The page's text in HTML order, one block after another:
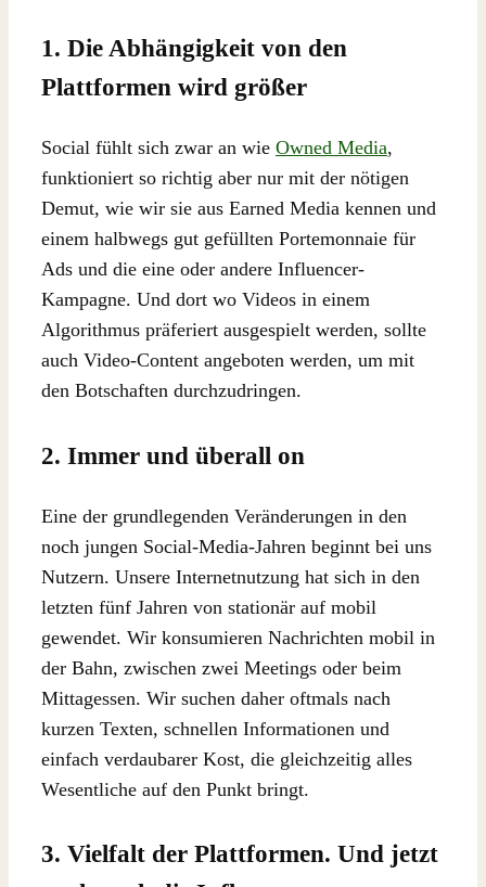
1. Die Abhängigkeit von den
Plattformen wird größer
Social fühlt sich zwar an wie Owned Media,
funktioniert so richtig aber nur mit der nötigen
Demut, wie wir sie aus Earned Media kennen und
einem halbwegs gut gefüllten Portemonnaie für
Ads und die eine oder andere Influencer-
Kampagne. Und dort wo Videos in einem
Algorithmus präferiert ausgespielt werden, sollte
auch Video-Content angeboten werden, um mit
den Botschaften durchzudringen.
2. Immer und überall on
Eine der grundlegenden Veränderungen in den
noch jungen Social-Media-Jahren beginnt bei uns
Nutzern. Unsere Internetnutzung hat sich in den
letzten fünf Jahren von stationär auf mobil
gewendet. Wir konsumieren Nachrichten mobil in
der Bahn, zwischen zwei Meetings oder beim
Mittagessen. Wir suchen daher oftmals nach
kurzen Texten, schnellen Informationen und
einfach verdaubarer Kost, die gleichzeitig alles
Wesentliche auf den Punkt bringt.
3. Vielfalt der Plattformen. Und jetzt